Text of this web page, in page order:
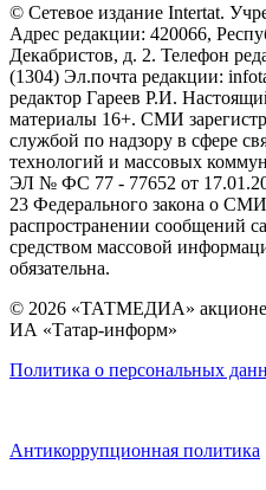
© Сетевое издание Intertat.
Адрес редакции: 420066,
Декабристов, д. 2. Телефон
(1304) Эл.почта редакции:
редактор Гареев Р.И.
материалы 16+. СМИ
службой по надзору в сфере
технологий и массовых
ЭЛ № ФС 77 - 77652 от
23 Федерального закона о
распространении сообщений
средством массовой
обязательна.
© 2026 «ТАТМЕДИА»
ИА «Татар-информ»
Политика о персональных
Антикоррупционная политика